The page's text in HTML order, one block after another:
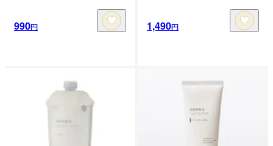
990円 1,490円